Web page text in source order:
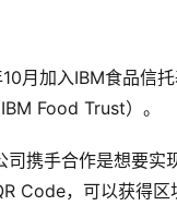
月加入IBM食品信
Food Trust）。
司携手合作是想要实
Code，可以获得区